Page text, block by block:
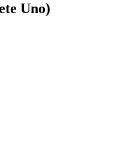
Uno)